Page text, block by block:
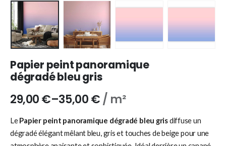
Papier peint panoramique
dégradé bleu gris
29,00€–35,00€/ m²
LePapier peint panoramique dégradé bleu grisdiffuse un
dégradé élégant mêlant bleu, gris et touches de beige pour une